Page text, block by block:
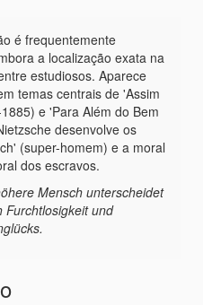
é frequentemente
a localização exata na
estudiosos. Aparece
temas centrais de 'Assim
e 'Para Além do Bem
desenvolve os
(super-homem) e a moral
dos escravos.
Mensch unterscheidet
Furchtlosigkeit und